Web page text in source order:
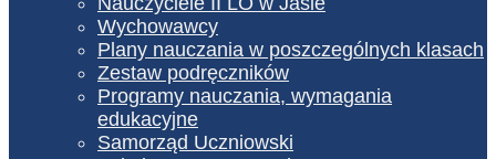
Wychowawcy
Plany nauczania w poszczególnych klasach
Zestaw podręczników
Programy nauczania, wymagania
edukacyjne
Samorząd Uczniowski